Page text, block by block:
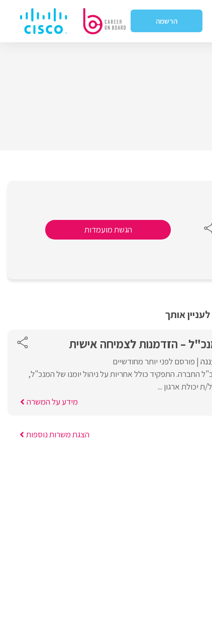
הרשמה
הגשת מועמדות
אותך
– הזדמנות לצמיחה אישית
פורסם לפני יותר מחודשיים
החברה. התפקיד כולל אחריות על ניהול יומנו של המנכ"ל,
יכולת ארגון ...
מידע על המשרה
הצגת משרות נוספות